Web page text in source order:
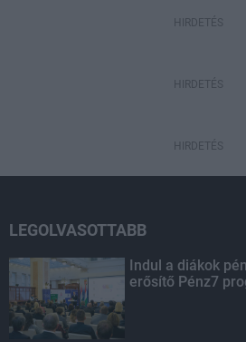
HIRDETÉS
HIRDETÉS
HIRDETÉS
LEGOLVASOTTABB
Indul a diákok
erősítő Pénz7